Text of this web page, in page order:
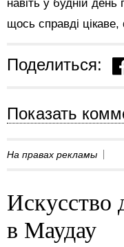
навіть у будній день
щось справді
Поделиться:
Показать
На правах рекламы
Искусство
в Маудау